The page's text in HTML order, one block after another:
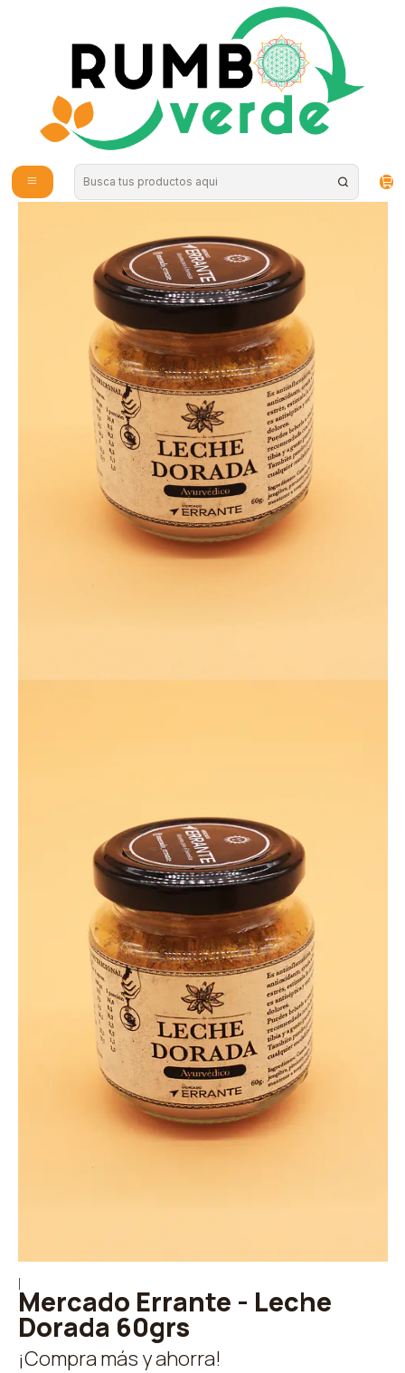
Envío gratis por compras sobre los 59.990 en la provincia de Santiago
Bebidas Vegetales
Mercado Errante - Leche
Dorada 60grs
¡Compra más y ahorra!